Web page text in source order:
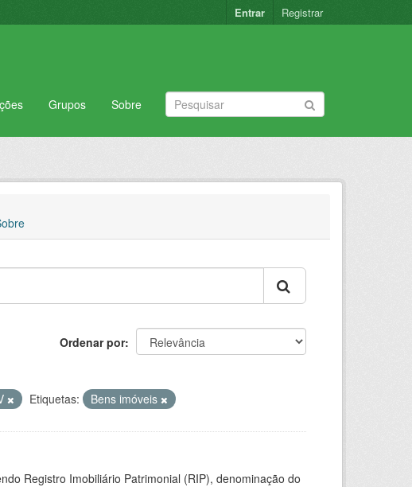
Entrar Registrar
Grupos Sobre
Ordenar por
Etiquetas: Bens imóveis
Registro Imobiliário Patrimonial (RIP), denominação do